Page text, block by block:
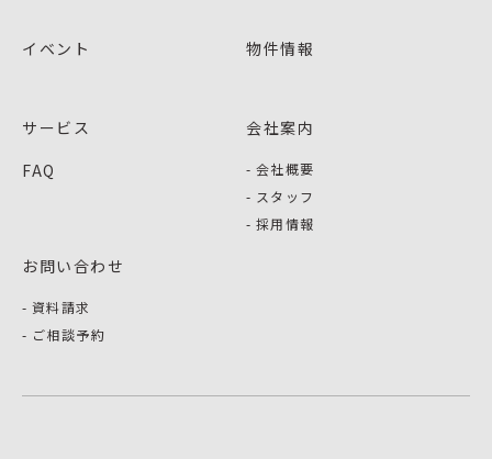
イベント 物件情報
サービス
FAQ
会社案内
会社概要
スタッフ
採用情報
お問い合わせ
資料請求
ご相談予約